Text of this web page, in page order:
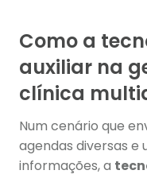
Como a
auxiliar na
clínica
Num cenário que
agendas diversas e
informações, a